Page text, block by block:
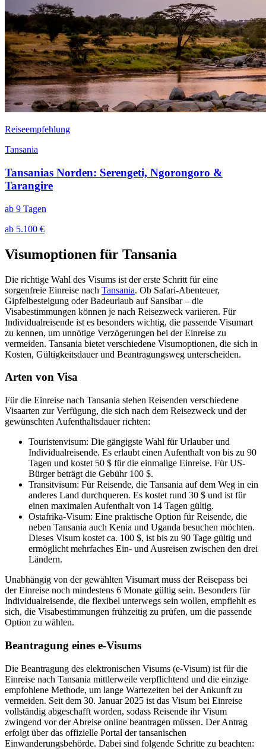
Reiseempfehlung
Tansania
Tansanias Norden: Serengeti, Ngorongoro &
Tarangire
ab 9 Tagen
ab 5.100 €
Visumoptionen für Tansania
Die richtige Wahl des Visums ist der erste Schritt für eine
sorgenfreie Einreise nach Tansania. Ob Safari-Abenteuer,
Gipfelbesteigung oder Badeurlaub auf Sansibar – die
Visabestimmungen können je nach Reisezweck variieren. Für
Individualreisende ist es besonders wichtig, die passende Visumart
zu kennen, um unnötige Verzögerungen bei der Einreise zu
vermeiden. Tansania bietet verschiedene Visumoptionen, die sich in
Kosten, Gültigkeitsdauer und Beantragungsweg unterscheiden.
Arten von Visa
Für die Einreise nach Tansania stehen Reisenden verschiedene
Visaarten zur Verfügung, die sich nach dem Reisezweck und der
gewünschten Aufenthaltsdauer richten:
Touristenvisum: Die gängigste Wahl für Urlauber und
Individualreisende. Es erlaubt einen Aufenthalt von bis zu 90
Tagen und kostet 50 $ für die einmalige Einreise. Für US-
Bürger beträgt die Gebühr 100 $.
Transitvisum: Für Reisende, die Tansania auf dem Weg in ein
anderes Land durchqueren. Es kostet rund 30 $ und ist für
einen maximalen Aufenthalt von 14 Tagen gültig.
Ostafrika-Visum: Eine praktische Option für Reisende, die
neben Tansania auch Kenia und Uganda besuchen möchten.
Dieses Visum kostet ca. 100 $, ist bis zu 90 Tage gültig und
ermöglicht mehrfaches Ein- und Ausreisen zwischen den drei
Ländern.
Unabhängig von der gewählten Visumart muss der Reisepass bei
der Einreise noch mindestens 6 Monate gültig sein. Besonders für
Individualreisende, die flexibel unterwegs sein wollen, empfiehlt es
sich, die Visabestimmungen frühzeitig zu prüfen, um die passende
Option zu wählen.
Beantragung eines e-Visums
Die Beantragung des elektronischen Visums (e-Visum) ist für die
Einreise nach Tansania mittlerweile verpflichtend und die einzige
empfohlene Methode, um lange Wartezeiten bei der Ankunft zu
vermeiden. Seit dem 30. Januar 2025 ist das Visum bei Einreise
vollständig abgeschafft worden, sodass Reisende ihr Visum
zwingend vor der Abreise online beantragen müssen. Der Antrag
erfolgt über das offizielle Portal der tansanischen
Einwanderungsbehörde. Dabei sind folgende Schritte zu beachten: